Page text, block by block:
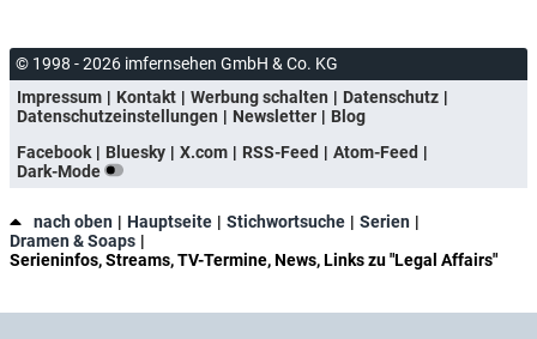
© 1998 - 2026 imfernsehen GmbH & Co. KG
Impressum
Kontakt Werbung schalten
Datenschutz
Datenschutzeinstellungen
Newsletter
Blog
Facebook
Bluesky X.com RSS-Feed
Atom-Feed
Dark-Mode
nach oben Hauptseite Stichwortsuche
Serien
Dramen & Soaps
Serieninfos, Streams, TV-Termine, News, Links zu "Legal Affairs"